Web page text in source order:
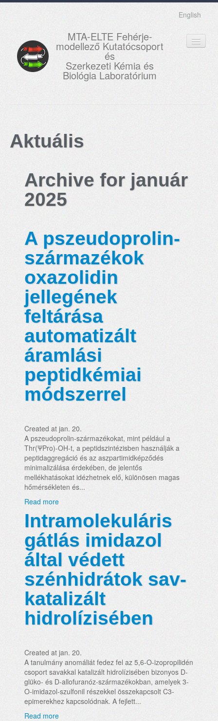
English
MTA-ELTE Fehérje-
modellező Kutatócsoport
és
Szerkezeti Kémia és
Biológia Laboratórium
OKTATÁS
AKTUÁLIS
GALÉRIA
Aktuális
Archive for január
2025
A pszeudoprolin-
származékok
oxazolidin
jellegének
feltárása
automatizált
áramlási
peptidkémiai
módszerrel
Created at jan. 20.
A pszeudoprolin-származékokat, mint például a
Thr(ΨPro)-OH-t, a peptidszintézisben használják a
peptidaggregáció és az aszpartimidképződés
minimalizálása érdekében, de jelentős
mellékhatásokat idézhetnek elő, különösen magas
hőmérsékleten és...
Read more
Intramolekuláris
gátlás imidazol
által védett
szénhidrátok sav-
katalizált
hidrolízisében
Created at jan. 20.
A tanulmány anomáliát fedez fel az 5,6-O-izopropilidén
csoport savakkal katalizált hidrolízisében bizonyos D-
glüko- és D-allofuranóz-származékokban, amelyek 3-
O-imidazol-szulfonil részekkel összekapcsolt C3-
epimerekhez kapcsolódnak. A fejlett...
Read more